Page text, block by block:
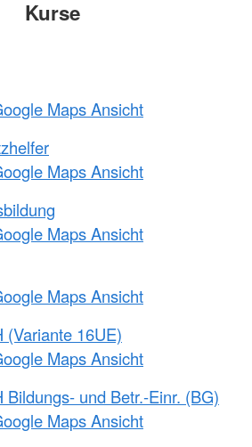
Kurse
Maps Ansicht
Maps Ansicht
Maps Ansicht
Maps Ansicht
(Variante 16UE)
Maps Ansicht
Bildungs- und Betr.-Einr. (BG)
Maps Ansicht